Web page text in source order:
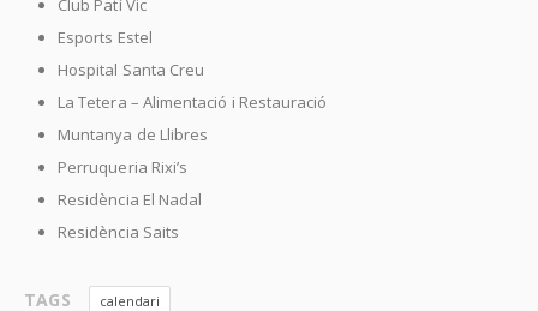
Club Patí Vic
Esports Estel
Hospital Santa Creu
La Tetera – Alimentació i Restauració
Muntanya de Llibres
Perruqueria Rixi’s
Residència El Nadal
Residència Saits
TAGS calendari